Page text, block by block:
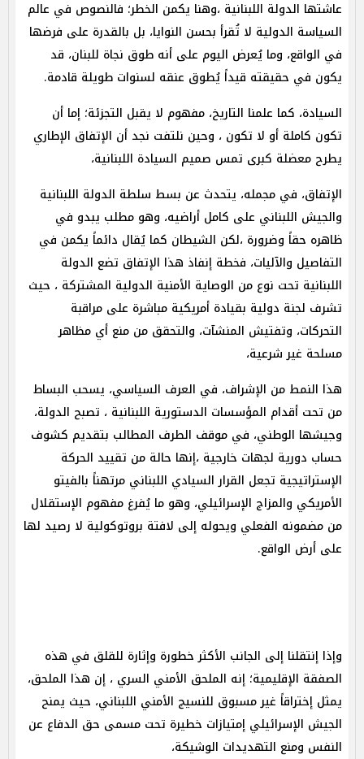
عاشتها الدولة اللبنانية ،وهنا يكمن الخطر؛ فالنصوص في عالم
السياسة الدولية لا تُقرأ بحسن النوايا، بل بالقدرة على فرضها
في الواقع، وما يُعرض اليوم على أنه طوق نجاة للبنان، قد
يكون في حقيقته قيداً يُطوق عنقه لسنوات طويلة قادمة.
السيادة، كما علمنا التاريخ، مفهوم لا يقبل التجزئة؛ إما أن
تكون كاملة أو لا تكون ، وحين نلتفت نجد أن الإتفاق الإطاري
يطرح معضلة كبرى تمس صميم السيادة اللبنانية،
الإتفاق، في مجمله، يتحدث عن بسط سلطة الدولة اللبنانية
والجيش اللبناني على كامل أراضيه، وهو مطلب يبدو في
ظاهره حقاً وضرورة ،لكن الشيطان كما يُقال دائماً يكمن في
التفاصيل والآليات، فخطة إنفاذ هذا الإتفاق تضع الدولة
اللبنانية تحت نوع من الوصاية الأمنية الدولية المشتركة ، حيث
تشرف لجنة دولية بقيادة أمريكية مباشرة على مراقبة
التحركات، وتفتيش المنشآت، والتحقق من منع أي مظاهر
مسلحة غير شرعية،
هذا النمط من الإشراف، في العرف السياسي، يسحب البساط
من تحت أقدام المؤسسات الدستورية اللبنانية ، تصبح الدولة،
وجيشها الوطني، في موقف الطرف المطالب بتقديم كشوف
حساب دورية لجهات خارجية ،إنها حالة من تقييد الحركة
الإستراتيجية تجعل القرار السيادي اللبناني مرتهناً بالفيتو
الأمريكي والمزاج الإسرائيلي، وهو ما يُفرغ مفهوم الإستقلال
من مضمونه الفعلي ويحوله إلى لافتة بروتوكولية لا رصيد لها
على أرض الواقع.
وإذا إنتقلنا إلى الجانب الأكثر خطورة وإثارة للقلق في هذه
الصفقة الإقليمية؛ إنه الملحق الأمني السري ، إن هذا الملحق،
يمثل إختراقاً غير مسبوق للنسيج الأمني اللبناني، حيث يمنح
الجيش الإسرائيلي إمتيازات خطيرة تحت مسمى حق الدفاع عن
النفس ومنع التهديدات الوشيكة،